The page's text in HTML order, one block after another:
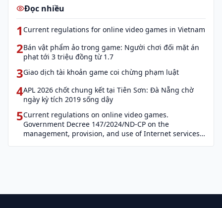
Đọc nhiều
1 Current regulations for online video games in Vietnam
2Bán vật phẩm ảo trong game: Người chơi đối mặt án
phạt tới 3 triệu đồng từ 1.7
3Giao dịch tài khoản game coi chừng phạm luật
4APL 2026 chốt chung kết tại Tiên Sơn: Đà Nẵng chờ
ngày kỳ tích 2019 sống dậy
5Current regulations on online video games.
Government Decree 147/2024/ND-CP on the
management, provision, and use of Internet services